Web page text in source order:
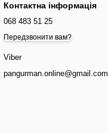
Контактна інформація
068 483 51 25
Передзвонити вам?
Viber
pangurman.online@gmail.com